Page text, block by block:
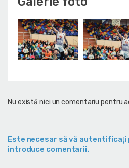
Nu există nici un comentariu pentru
Este necesar să vă autentificaţi
introduce comentarii.